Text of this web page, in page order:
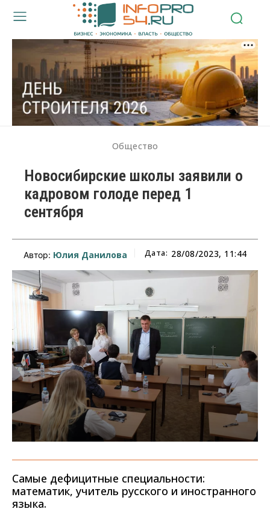
Общество
Новосибирские школы заявили о
кадровом голоде перед 1
сентября
Автор: Юлия Данилова Дата: 28/08/2023, 11:44
Самые дефицитные специальности:
математик, учитель русского и иностранного
языка.